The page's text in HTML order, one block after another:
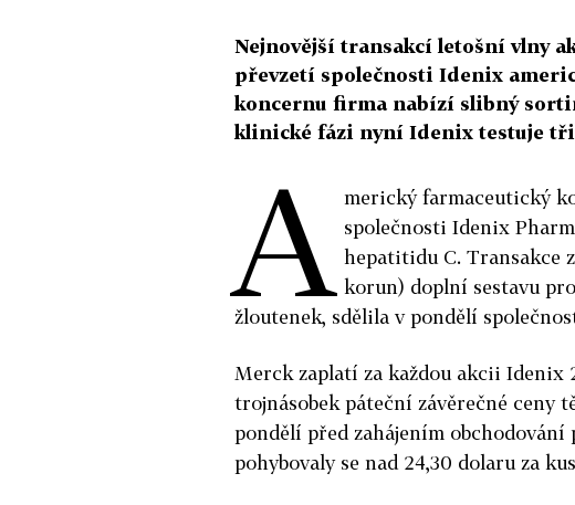
Nejnovější transakcí letošní vlny
převzetí společnosti Idenix
koncernu firma nabízí slibný
klinické fázi nyní Idenix testuje
A merický farmaceutický
společnosti Idenix
hepatitidu C. Transakce
korun) doplní sestavu
žloutenek, sdělila v pondělí
Merck zaplatí za každou akcii Idenix
trojnásobek páteční závěrečné ceny
pondělí před zahájením
pohybovaly se nad 24,30 dolaru za